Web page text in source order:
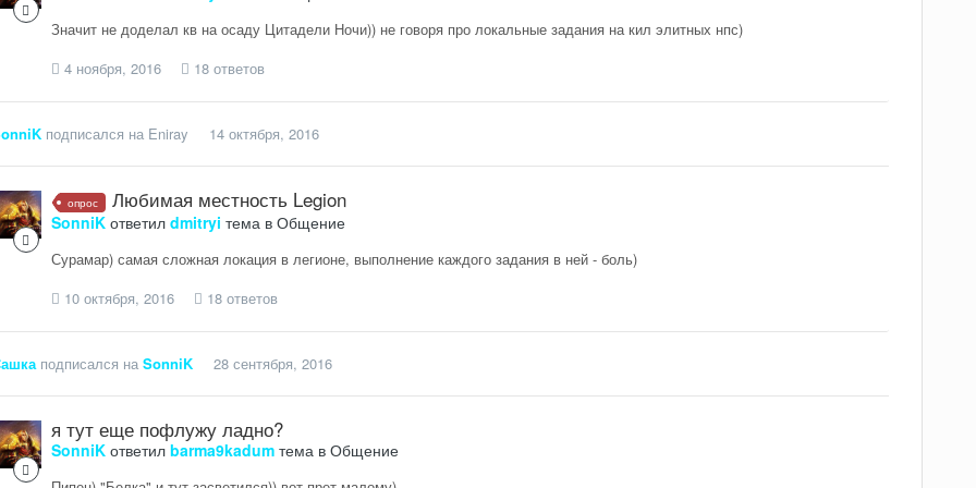
Значит не доделал кв на осаду Цитадели Ночи)) не говоря про локальные задания на кил элитных нпс)
4 ноября, 2016
18 ответов
подписался на Eniray 14 октября, 2016
опрос Любимая местность Legion
SonniKответил dmitryi тема в Общение
Сурамар) самая сложная локация в легионе, выполнение каждого задания в ней - боль)
10 октября, 2016
18 ответов
подписался на SonniK 28 сентября, 2016
я тут еще пофлужу ладно?
SonniKответил barma9kadumтема в Общение